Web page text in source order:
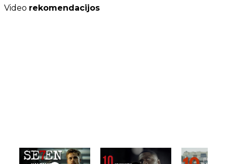
Video rekomendacijos